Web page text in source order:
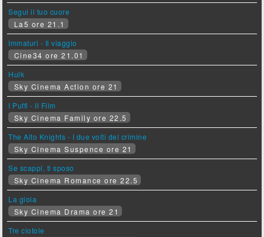
Segui il tuo cuore
La5 ore 21.1
Immaturi - Il viaggio
Cine34 ore 21.01
Hulk
Sky Cinema Action ore 21
I Puffi - Il Film
Sky Cinema Family ore 22.5
The Alto Knights - I due volti del crimine
Sky Cinema Suspence ore 21
Se scappi, ti sposo
Sky Cinema Romance ore 22.5
La gioia
Sky Cinema Drama ore 21
Tre ciotole